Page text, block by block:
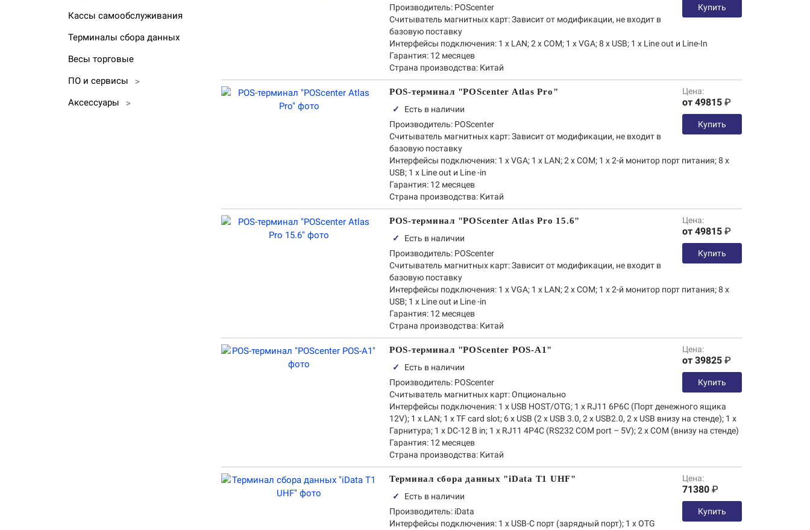
Кассы самообслуживания
Терминалы сбора данных
Весы торговые
ПО и сервисы
>
Аксессуары >
Купить
Производитель:POScenter
Считыватель магнитных карт:Зависит от модификации, не входит в
базовую поставку
Интерфейсы подключения:1 x LAN; 2 x COM; 1 х VGA; 8 x USB; 1 x Line out и Line-In
Гарантия:12 месяцев
Страна производства:Китай
Цена:
от 49815 ₽
Купить
POS-терминал "POScenter Atlas Pro"
✓
Есть в наличии
Производитель:POScenter
Считыватель магнитных карт:Зависит от модификации, не входит в
базовую поставку
Интерфейсы подключения:1 x VGA; 1 x LAN; 2 x COM; 1 x 2-й монитор порт питания; 8 x
USB; 1 x Line out и Line -in
Гарантия:12 месяцев
Страна производства:Китай
Цена:
от 49815 ₽
Купить
POS-терминал "POScenter Atlas Pro 15.6"
✓
Есть в наличии
Производитель:POScenter
Считыватель магнитных карт:Зависит от модификации, не входит в
базовую поставку
Интерфейсы подключения:1 x VGA; 1 x LAN; 2 x COM; 1 x 2-й монитор порт питания; 8 x
USB; 1 x Line out и Line -in
Гарантия:12 месяцев
Страна производства:Китай
Цена:
от 39825 ₽
Купить
POS-терминал "POScenter POS-A1"
✓
Есть в наличии
Производитель:POScenter
Считыватель магнитных карт:Опционально
Интерфейсы подключения:1 x USB HOST/OTG; 1 x RJ11 6P6C (Порт денежного ящика
12V); 1 x LAN; 1 x TF card slot; 6 x USB (2 х USB 3.0, 2 х USB2.0, 2 х USB внизу на стенде); 1 x
Гарнитура; 1 x DC-12 В in; 1 х RJ11 4P4C (RS232 COM port – 5V); 2 х COM (внизу на стенде)
Гарантия:12 месяцев
Страна производства:Китай
Цена:
71380 ₽
Купить
Терминал сбора данных "iData T1 UHF"
✓
Есть в наличии
Производитель:iData
Интерфейсы подключения:1 х USB-С порт (зарядный порт); 1 х OTG